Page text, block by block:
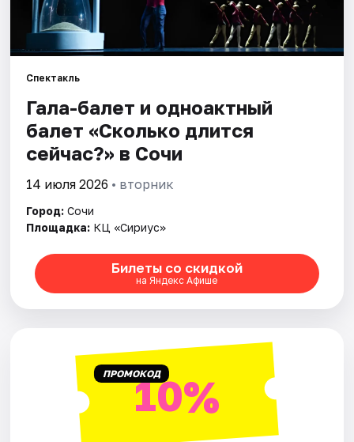
События
Площадки
Артисты
Рейтинги
Спектакль
Гала-балет и одноактный
балет «Сколько длится
сейчас?» в Сочи
14 июля 2026 • вторник
Город: Сочи
Площадка: КЦ «Сириус»
Билеты со скидкой
на Яндекс Афише
ПРОМОКОД10%